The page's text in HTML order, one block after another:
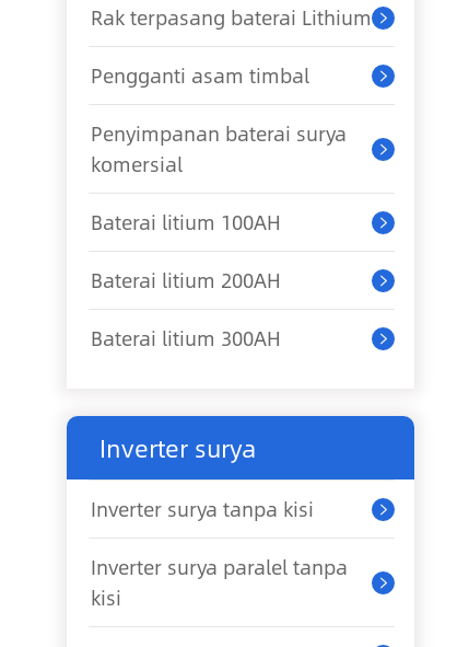
Rak terpasang baterai Lithium 
Pengganti asam timbal 
Penyimpanan baterai surya
komersial

Baterai litium 100AH 
Baterai litium 200AH 
Baterai litium 300AH 
Inverter surya
Inverter surya tanpa kisi 
Inverter surya paralel tanpa
kisi
